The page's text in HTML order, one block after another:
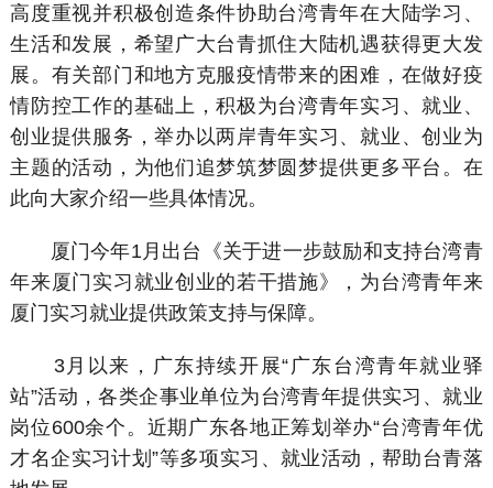
高度重视并积极创造条件协助台湾青年在大陆学习、
生活和发展，希望广大台青抓住大陆机遇获得更大发
展。有关部门和地方克服疫情带来的困难，在做好疫
情防控工作的基础上，积极为台湾青年实习、就业、
创业提供服务，举办以两岸青年实习、就业、创业为
主题的活动，为他们追梦筑梦圆梦提供更多平台。在
此向大家介绍一些具体情况。
厦门今年1月出台《关于进一步鼓励和支持台湾青
年来厦门实习就业创业的若干措施》，为台湾青年来
厦门实习就业提供政策支持与保障。
3月以来，广东持续开展“广东台湾青年就业驿
站”活动，各类企事业单位为台湾青年提供实习、就业
岗位600余个。近期广东各地正筹划举办“台湾青年优
才名企实习计划”等多项实习、就业活动，帮助台青落